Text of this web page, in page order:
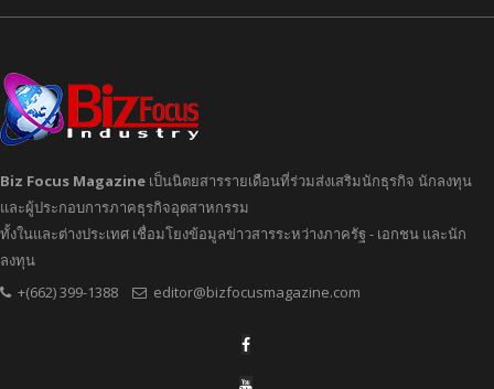
Biz Focus Magazine เป็นนิตยสารรายเดือนที่ร่วมส่งเสริมนักธุรกิจ นักลงทุน
และผู้ประกอบการภาคธุรกิจอุตสาหกรรม
ทั้งในและต่างประเทศ เชื่อมโยงข้อมูลข่าวสารระหว่างภาครัฐ - เอกชน และนัก
ลงทุน
+(662) 399-1388
editor@bizfocusmagazine.com